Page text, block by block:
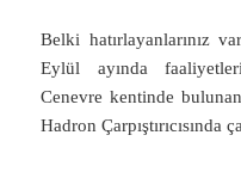
Belki hatırlayanlarınız
Eylül ayında
Cenevre kentinde
Hadron Çarpıştırıcısında